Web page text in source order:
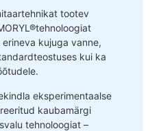
tootev
kujuga vanne,
kui ka
eksperimentaalse
kaubamärgi
tehnoloogiat –